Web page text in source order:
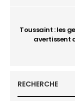
Toussaint : les
avertissent
RECHERCHE